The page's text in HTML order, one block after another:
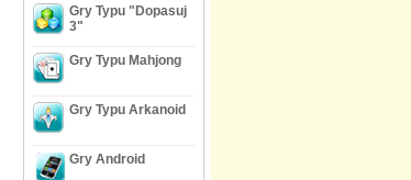
Gry Typu "Dopasuj
3"
Gry Typu Mahjong
Gry Typu Arkanoid
Gry Android